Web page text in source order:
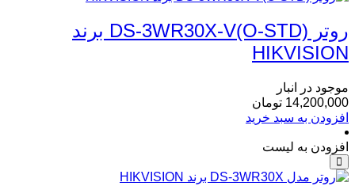
روتر DS-3WR30X-V(O-STD) برند
HIKVISION
موجود در انبار
14,200,000 تومان
افزودن به سبد خرید
افزودن به لیست